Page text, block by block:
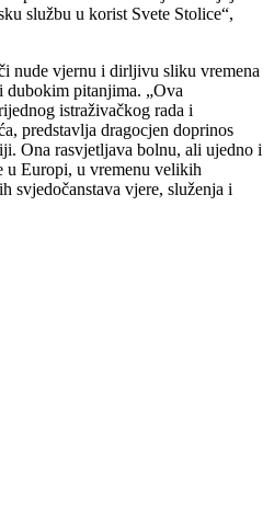
službu u korist Svete Stolice“,
nude vjernu i dirljivu sliku vremena
dubokim pitanjima. „Ova
istraživačkog rada i
predstavlja dragocjen doprinos
Ona rasvjetljava bolnu, ali ujedno i
u Europi, u vremenu velikih
svjedočanstava vjere, služenja i